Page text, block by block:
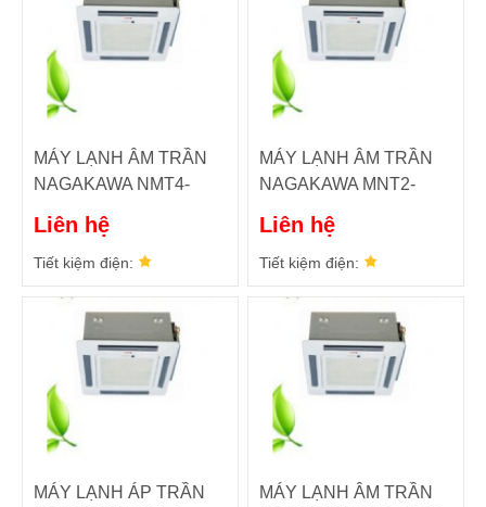
MÁY LẠNH ÂM TRẦN
NAGAKAWA NMT4-
Liên hệ
Tiết kiệm điện:
MÁY LẠNH ÂM TRẦN
NAGAKAWA MNT2-
Liên hệ
Tiết kiệm điện:
MÁY LẠNH ÁP TRẦN
MÁY LẠNH ÂM TRẦN